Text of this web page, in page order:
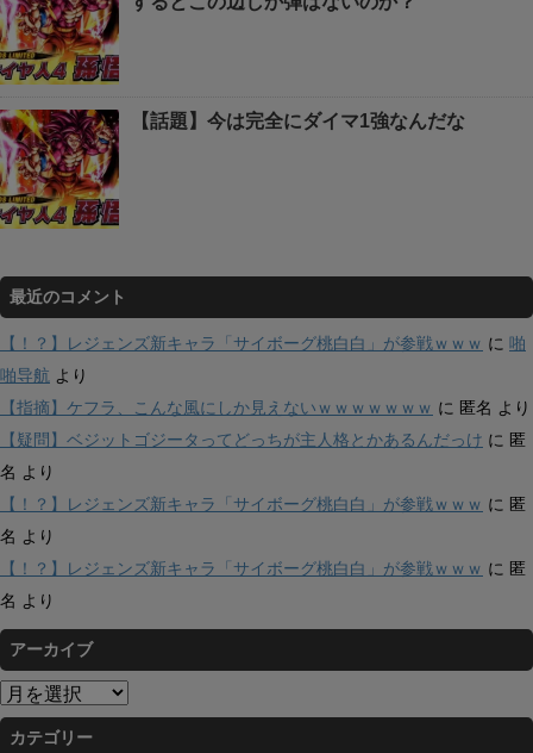
【話題】今は完全にダイマ1強なんだな
最近のコメント
【！？】レジェンズ新キャラ「サイボーグ桃白白」が参戦ｗｗｗ に 啪
啪导航 より
【指摘】ケフラ、こんな風にしか見えないｗｗｗｗｗｗｗ に 匿名 より
【疑問】ベジットゴジータってどっちが主人格とかあるんだっけ に 匿
名 より
【！？】レジェンズ新キャラ「サイボーグ桃白白」が参戦ｗｗｗ に 匿
名 より
【！？】レジェンズ新キャラ「サイボーグ桃白白」が参戦ｗｗｗ に 匿
名 より
アーカイブ
ア
ー
カカテゴリー